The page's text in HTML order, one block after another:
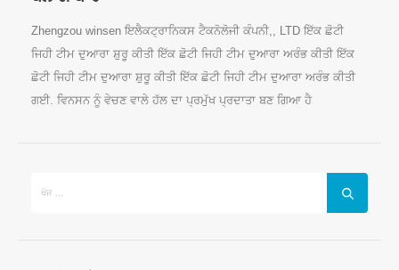
Zhengzou winsen ਇਲੈਕਟ੍ਰਾਨਿਕਸ ਟੈਕਨੋਲੋਜੀ ਕੰਪਨੀ,, LTD ਇੱਕ ਛੋਟੀ
ਜਿਹੀ ਟੀਮ ਦੁਆਰਾ ਸ਼ੁਰੂ ਕੀਤੀ ਇੱਕ ਛੋਟੀ ਜਿਹੀ ਟੀਮ ਦੁਆਰਾ ਅਰੰਭ ਕੀਤੀ ਇੱਕ
ਛੋਟੀ ਜਿਹੀ ਟੀਮ ਦੁਆਰਾ ਸ਼ੁਰੂ ਕੀਤੀ ਇੱਕ ਛੋਟੀ ਜਿਹੀ ਟੀਮ ਦੁਆਰਾ ਅਰੰਭ ਕੀਤੀ
ਗਈ. ਵਿਨਸਨ ਨੂੰ ਵੇਚਣ ਵਾਲੇ ਹੱਲ ਦਾ ਪ੍ਰਮੁੱਖ ਪ੍ਰਦਾਤਾ ਬਣ ਗਿਆ ਹੈ